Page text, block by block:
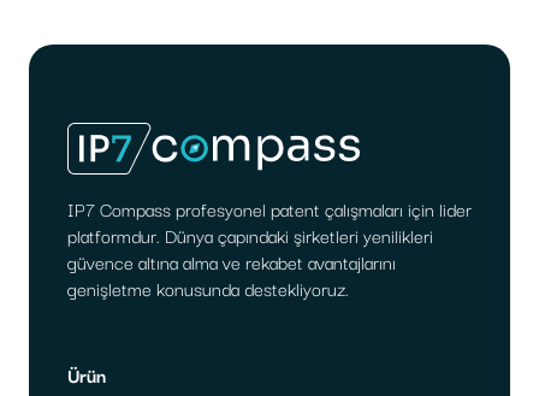
IP7 Compass profesyonel patent çalışmaları için lider
platformdur. Dünya çapındaki şirketleri yenilikleri
güvence altına alma ve rekabet avantajlarını
genişletme konusunda destekliyoruz.
Ürün